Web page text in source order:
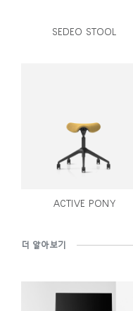
SEDEO STOOL
ACTIVE PONY
더 알아보기